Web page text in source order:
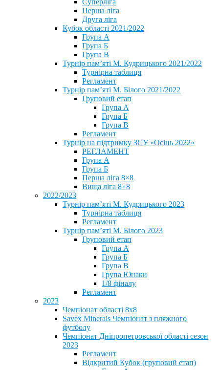
Суперліга
Перша ліга
Друга ліга
Кубок області 2021/2022
Група А
Група Б
Група В
Турнір пам’яті М. Кудрицького 2021/2022
Турнірна таблиця
Регламент
Турнір пам’яті М. Білого 2021/2022
Груповий етап
Група А
Група Б
Група В
Регламент
Турнір на підтримку ЗСУ «Осінь 2022»
РЕГЛАМЕНТ
Група А
Група Б
Перша ліга 8×8
Вища ліга 8×8
2022/2023
Турнір пам’яті М. Кудрицького 2023
Турнірна таблиця
Регламент
Турнір пам’яті М. Білого 2023
Груповий етап
Група А
Група Б
Група В
Група Юнаки
1/8 фіналу
Регламент
2023
Чемпіонат області 8х8
Savex Minerals Чемпіонат з пляжного
футболу
Чемпіонат Дніпропетровської області сезон
2023
Регламент
Відкритий Кубок (груповий етап)